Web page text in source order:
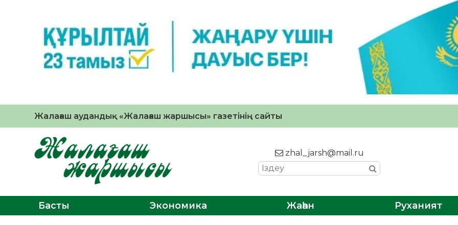
Жалағаш аудандық «Жалағаш жаршысы» газетінің сайты
zhal_jarsh@mail.ru
Басты Экономика Жаһан Руханият